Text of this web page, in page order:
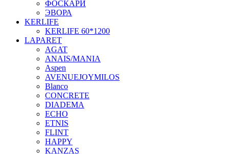
ФОСКАРИ
ЭВОРА
KERLIFE
KERLIFE 60*1200
LAPARET
AGAT
ANAIS/MANIA
Aspen
AVENUEJOYMILOS
Blanco
CONCRETE
DIADEMA
ECHO
ETNIS
FLINT
HAPPY
KANZAS